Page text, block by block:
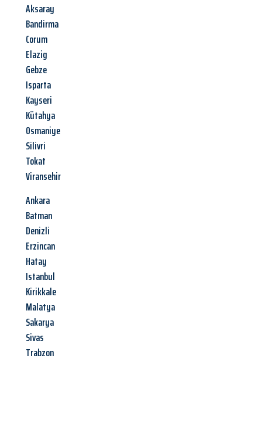
Aksaray
Bandirma
Corum
Elazig
Gebze
Isparta
Kayseri
Kütahya
Osmaniye
Silivri
Tokat
Viransehir
Ankara
Batman
Denizli
Erzincan
Hatay
Istanbul
Kirikkale
Malatya
Sakarya
Sivas
Trabzon